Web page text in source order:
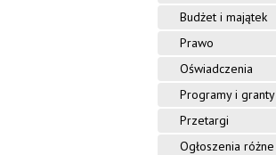
Budżet i majątek
Prawo
Oświadczenia
Programy i granty
Przetargi
Ogłoszenia różne